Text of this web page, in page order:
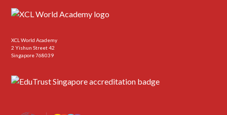
XCL World Academy
2 Yishun Street 42
Singapore 768039